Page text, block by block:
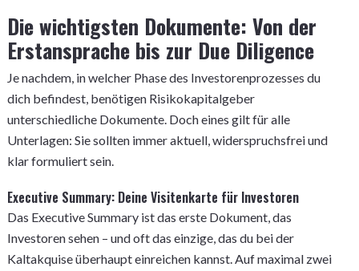
Die wichtigsten Dokumente: Von der
Erstansprache bis zur Due Diligence
Je nachdem, in welcher Phase des Investorenprozesses du
dich befindest, benötigen Risikokapitalgeber
unterschiedliche Dokumente. Doch eines gilt für alle
Unterlagen: Sie sollten immer aktuell, widerspruchsfrei und
klar formuliert sein.
Executive Summary: Deine Visitenkarte für Investoren
Das Executive Summary ist das erste Dokument, das
Investoren sehen – und oft das einzige, das du bei der
Kaltakquise überhaupt einreichen kannst. Auf maximal zwei